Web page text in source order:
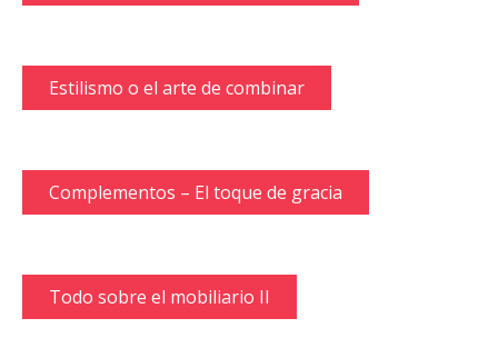
Estilismo o el arte de combinar
Complementos – El toque de gracia
Todo sobre el mobiliario II